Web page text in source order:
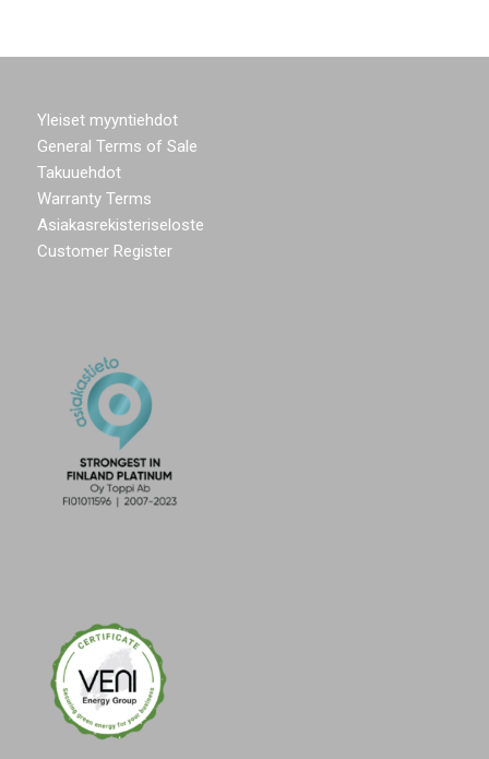
Yleiset myyntiehdot
General Terms of Sale
Takuuehdot
Warranty Terms
Asiakasrekisteriseloste
Customer Register